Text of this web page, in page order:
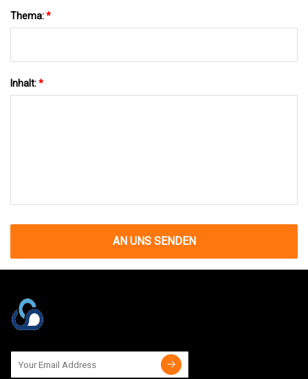
Thema:*
Inhalt:*
AN UNS SENDEN